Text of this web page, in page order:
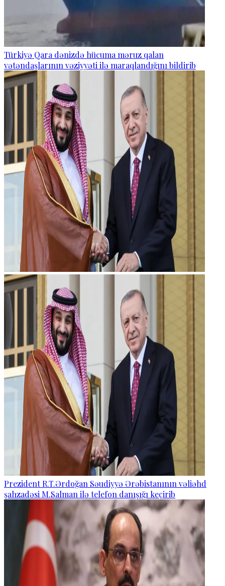
Türkiyə Qara dənizdə hücuma məruz qalan
vətəndaşlarının vəziyyəti ilə maraqlandığını bildirib
Prezident R.T.Ərdoğan Səudiyyə Ərəbistanının vəliəhd
şahzadəsi M.Salman ilə telefon danışığı keçirib